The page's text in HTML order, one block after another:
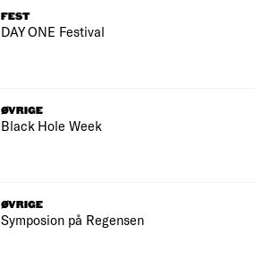
FEST
DAY ONE Festival
ØVRIGE
Black Hole Week
ØVRIGE
Symposion på Regensen